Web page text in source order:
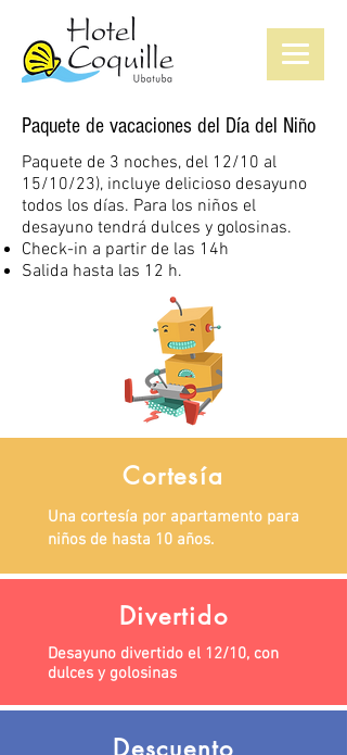
Paquete de vacaciones del Día del Niño
Paquete de 3 noches, del 12/10 al
15/10/23), incluye delicioso desayuno
todos los días. Para los niños el
desayuno tendrá dulces y golosinas.
Check-in a partir de las 14h
Salida hasta las 12 h.
Cortesía
Una cortesía por apartamento para
niños de hasta 10 años.
Divertido
Desayuno divertido el 12/10, con
dulces y golosinas
Descuento